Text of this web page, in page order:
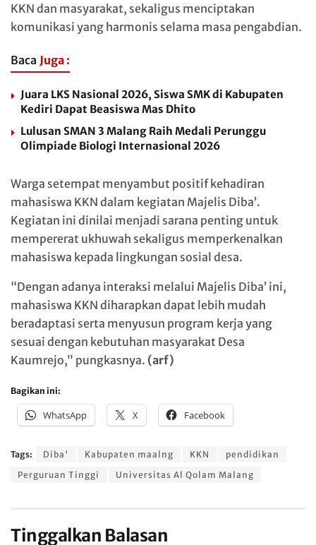
KKN dan masyarakat, sekaligus menciptakan
komunikasi yang harmonis selama masa pengabdian.
Baca Juga :
Juara LKS Nasional 2026, Siswa SMK di Kabupaten
Kediri Dapat Beasiswa Mas Dhito
Lulusan SMAN 3 Malang Raih Medali Perunggu
Olimpiade Biologi Internasional 2026
Warga setempat menyambut positif kehadiran
mahasiswa KKN dalam kegiatan Majelis Diba’.
Kegiatan ini dinilai menjadi sarana penting untuk
mempererat ukhuwah sekaligus memperkenalkan
mahasiswa kepada lingkungan sosial desa.
“Dengan adanya interaksi melalui Majelis Diba’ ini,
mahasiswa KKN diharapkan dapat lebih mudah
beradaptasi serta menyusun program kerja yang
sesuai dengan kebutuhan masyarakat Desa
Kaumrejo,” pungkasnya. (arf)
Bagikan ini:
WhatsApp X Facebook
Tags: Diba' Kabupaten maalng KKN
pendidikan
Perguruan Tinggi
Universitas Al Qolam Malang
Tinggalkan Balasan